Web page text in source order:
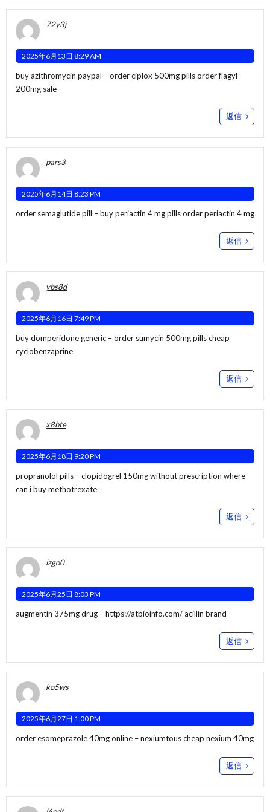
72y3j
2025年6月13日 8:29 AM
buy azithromycin paypal –order ciplox 500mg pillsorder flagyl
200mg sale
返信
pars3
2025年6月14日 8:23 PM
order semaglutide pill –buy periactin 4 mg pillsorder periactin 4 mg
返信
ybs8d
2025年6月16日 7:49 PM
buy domperidone generic –order sumycin 500mg pillscheap
cyclobenzaprine
返信
x8bte
2025年6月18日 9:20 PM
propranolol pills –clopidogrel 150mg without prescription where
can i buy methotrexate
返信
izgo0
2025年6月25日 8:03 PM
augmentin 375mg drug –https://atbioinfo.com/acillin brand
返信
ko5ws
2025年6月27日 1:00 PM
order esomeprazole 40mg online –nexiumtouscheap nexium 40mg
返信